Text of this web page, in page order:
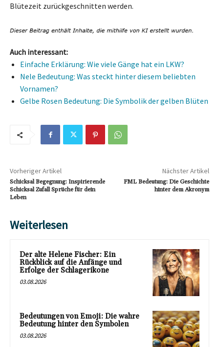
Blütezeit zurückgeschnitten werden.
Auch interessant:
Einfache Erklärung: Wie viele Gänge hat ein LKW?
Nele Bedeutung: Was steckt hinter diesem beliebten
Vornamen?
Gelbe Rosen Bedeutung: Die Symbolik der gelben Blüten
Vorheriger Artikel
Schicksal Begegnung: Inspirierende
Schicksal Zufall Sprüche für dein
Leben
Nächster Artikel
FML Bedeutung: Die Geschichte
hinter dem Akronym
Weiterlesen
Der alte Helene Fischer: Ein
Rückblick auf die Anfänge und
Erfolge der Schlagerikone
03.08.2026
Bedeutungen von Emoji: Die wahre
Bedeutung hinter den Symbolen
03.08.2026